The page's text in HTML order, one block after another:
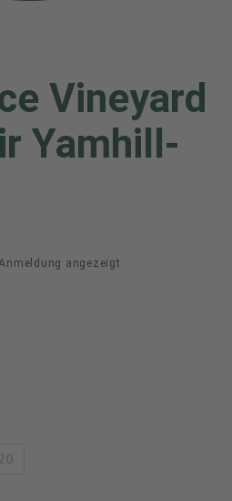
Vineyard
Yamhill-
angezeigt.